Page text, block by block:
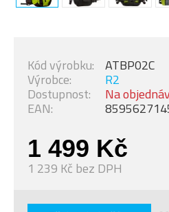
1 499 Kč
1 239 Kč bez DPH
Dostupnost: Na
Výrobce: R2
Kód výrobku: ATBP02C
EAN: